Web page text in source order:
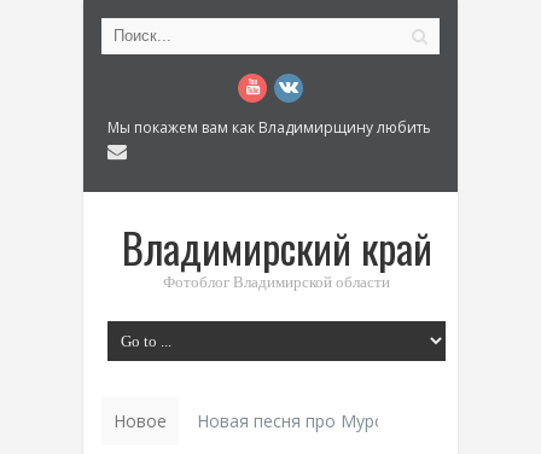
Мы покажем вам как Владимирщину любить
Владимирский край
Фотоблог Владимирской области
Новое Новая песня про Муром: «Былинный